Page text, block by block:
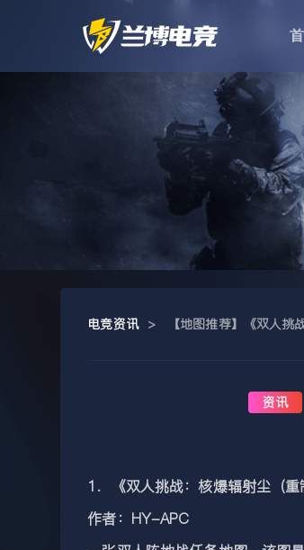
电竞资讯 > 【地图推荐】《双人
资讯
1．《双人挑战：核爆辐射尘（重
作者：HY-APC